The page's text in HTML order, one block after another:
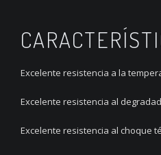
Excelente resistencia a la
Excelente resistencia al
Excelente resistencia al choque